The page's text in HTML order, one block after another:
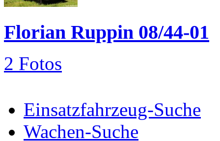
Florian Ruppin 08/44-01
2 Fotos
Einsatzfahrzeug-Suche
Wachen-Suche